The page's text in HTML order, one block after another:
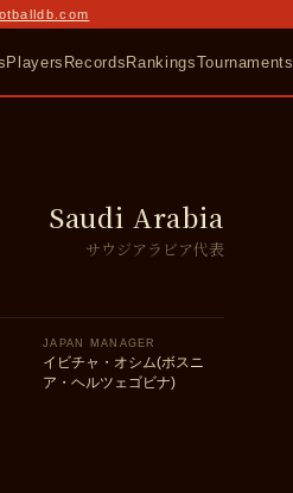
Players RecordsRankingsTournaments
Saudi Arabia
サウジアラビア代表
JAPAN MANAGER
イビチャ・オシム(ボスニ
ア・ヘルツェゴビナ)